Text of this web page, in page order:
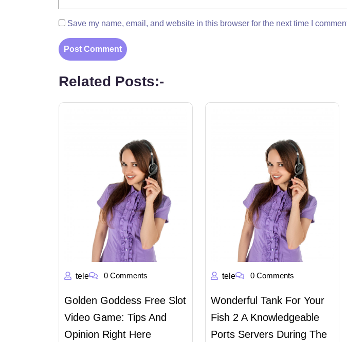
Save my name, email, and website in this browser for the next time I
Related Posts:-
tele 0 Comments
Golden Goddess Free Slot
Video Game: Tips And
Opinion Right Here
tele 0 Comments
Wonderful Tank For Your
Fish 2 A Knowledgeable
Ports Servers During The